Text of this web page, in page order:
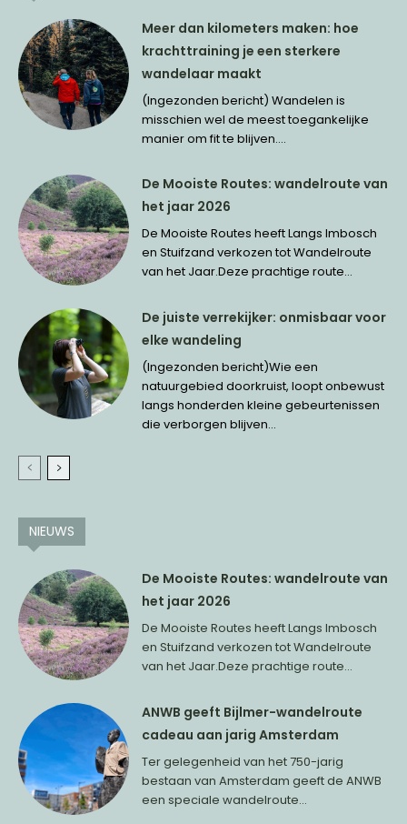
Meer dan kilometers maken: hoe
krachttraining je een sterkere
wandelaar maakt
(Ingezonden bericht) Wandelen is
misschien wel de meest toegankelijke
manier om fit te blijven....
De Mooiste Routes: wandelroute van
het jaar 2026
De Mooiste Routes heeft Langs Imbosch
en Stuifzand verkozen tot Wandelroute
van het Jaar.Deze prachtige route...
De juiste verrekijker: onmisbaar voor
elke wandeling
(Ingezonden bericht)Wie een
natuurgebied doorkruist, loopt onbewust
langs honderden kleine gebeurtenissen
die verborgen blijven...
NIEUWS
De Mooiste Routes: wandelroute van
het jaar 2026
De Mooiste Routes heeft Langs Imbosch
en Stuifzand verkozen tot Wandelroute
van het Jaar.Deze prachtige route...
ANWB geeft Bijlmer-wandelroute
cadeau aan jarig Amsterdam
Ter gelegenheid van het 750-jarig
bestaan van Amsterdam geeft de ANWB
een speciale wandelroute...